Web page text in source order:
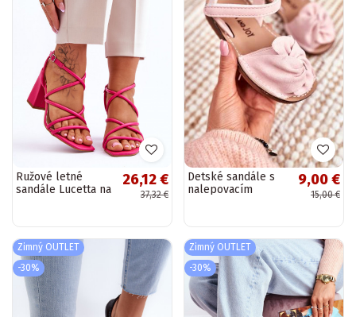
Ružové letné
sandále Lucetta na
26,12 €
37,32 €
Detské sandále s
nalepovacím
9,00 €
15,00 €
Zimný OUTLET
-30%
Zimný OUTLET
-30%